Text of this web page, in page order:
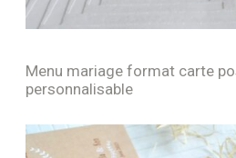
Menu mariage format carte
personnalisable